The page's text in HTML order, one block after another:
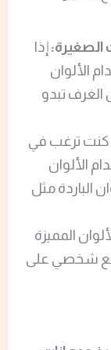
الصغيرة:إذا
الألوان
الغرف تبدو
كنت ترغب في
الألوان
الباردة مثل
المميزة
شخصي على